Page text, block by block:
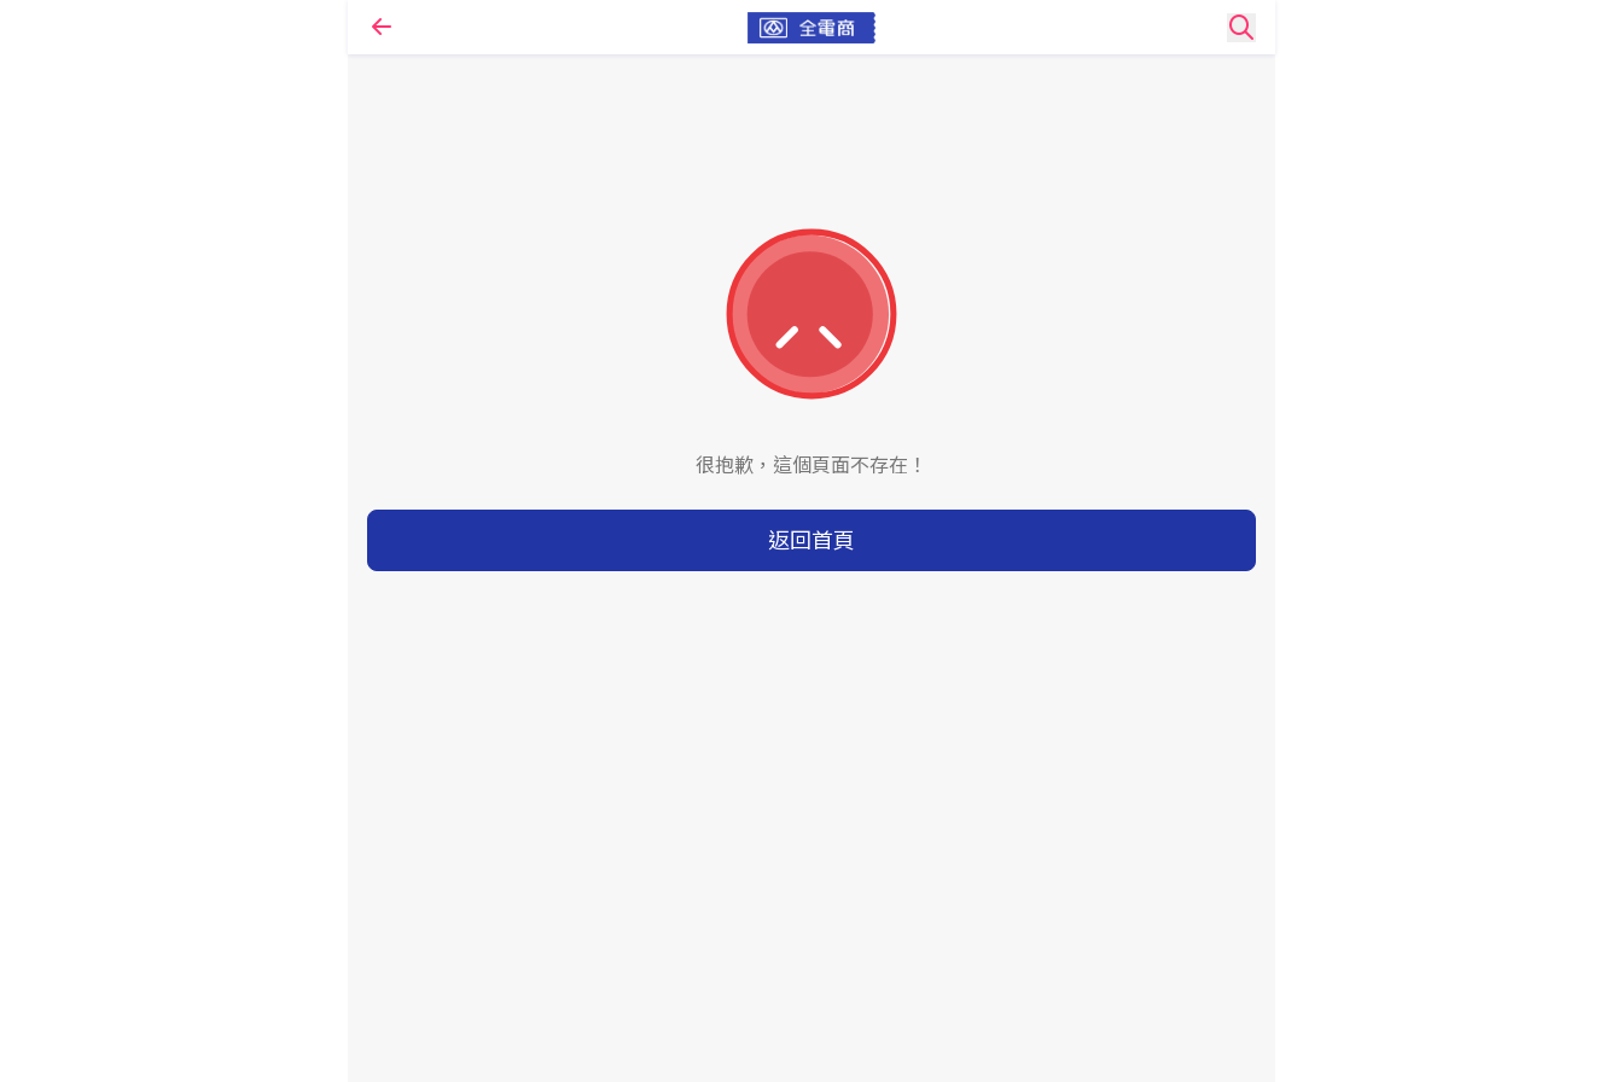
很抱歉，這個頁面不存在！
返回首頁